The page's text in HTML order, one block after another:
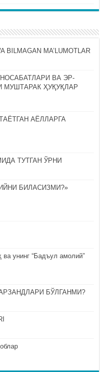
BILMAGAN MA’LUMOTLAR
ВА ЭР-
МУШТАРАК ҲУҚУҚЛАР
АЁЛЛАРГА
ТУТГАН ЎРНИ
БИЛАСИЗМИ?»
унинг “Бадъул амолий”
БЎЛГАНМИ?